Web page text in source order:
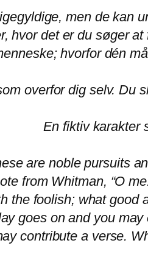
men de kan
hvor det er du søger
hvorfor dén
overfor dig selv. Du
En fiktiv karakter
are noble pursuits
from Whitman, “O
foolish; what good
goes on and you
contribute a verse.